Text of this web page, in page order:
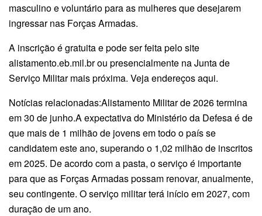
masculino e voluntário para as mulheres que desejarem
ingressar nas Forças Armadas.
A inscrição é gratuita e pode ser feita pelo site
alistamento.eb.mil.br ou presencialmente na Junta de
Serviço Militar mais próxima. Veja endereços aqui.
Notícias relacionadas:Alistamento Militar de 2026 termina
em 30 de junho.A expectativa do Ministério da Defesa é de
que mais de 1 milhão de jovens em todo o país se
candidatem este ano, superando o 1,02 milhão de inscritos
em 2025. De acordo com a pasta, o serviço é importante
para que as Forças Armadas possam renovar, anualmente,
seu contingente. O serviço militar terá início em 2027, com
duração de um ano.